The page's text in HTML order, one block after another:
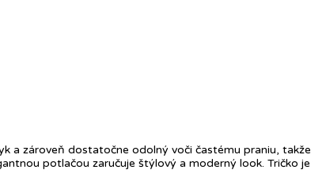
a zároveň dostatočne odolný voči častému praniu, takže
potlačou zaručuje štýlový a moderný look. Tričko je